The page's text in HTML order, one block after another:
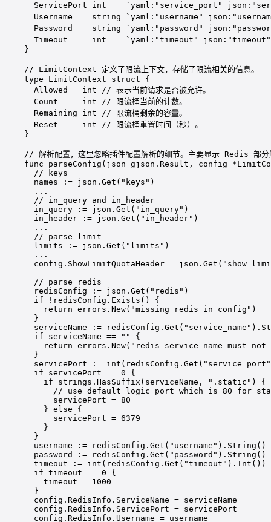
ServicePort int
`yaml:"service_port"
Username string
`yaml:"username"
Password string
`yaml:"password"
Timeout int
`yaml:"timeout"
}
// LimitContext 定义了限流上下文，存储了限流相关的信息。
type
LimitContext struct {
Allowed int
// 表示当前请求是否被允许。
Count int
// 限流桶当前的计数。
Remaining int
// 限流桶剩余的容量。
Reset int
// 限流桶重置时间（秒）。
}
// 解析配置，这里忽略插件配置解析的细节。主要显示 Redis 部分
func
parseConfig ( json gjson . Result , config *
// keys
names
:= json. Get ( "keys" )
...
// in_query and in_header
in_query
:= json. Get ( "in_query" )
in_header
:= json. Get ( "in_header" )
...
// parse limit
limits
:= json. Get ( "limits" )
...
config.ShowLimitQuotaHeader = json. Get (
// parse redis
redisConfig
:= json. Get ( "redis" )
if
! redisConfig. Exists () {
return errors. New( "missing redis in config" )
}
serviceName
:= redisConfig. Get ( "service_name" ).
if serviceName == ""
{
return errors. New( "redis service name must not
}
servicePort
:= int (redisConfig. Get ( "service_port"
if servicePort == 0 {
if strings. HasSuffix (serviceName, ".static" ) {
// use default logic port which is 80 for
servicePort = 80
} else {
servicePort = 6379
}
}
username
:= redisConfig. Get ( "username" ). String ()
password
:= redisConfig. Get ( "password" ). String ()
timeout
:= int (redisConfig. Get ( "timeout" ). Int ())
if timeout == 0 {
timeout = 1000
}
config.RedisInfo.ServiceName = serviceName
config.RedisInfo.ServicePort = servicePort
config.RedisInfo.Username = username